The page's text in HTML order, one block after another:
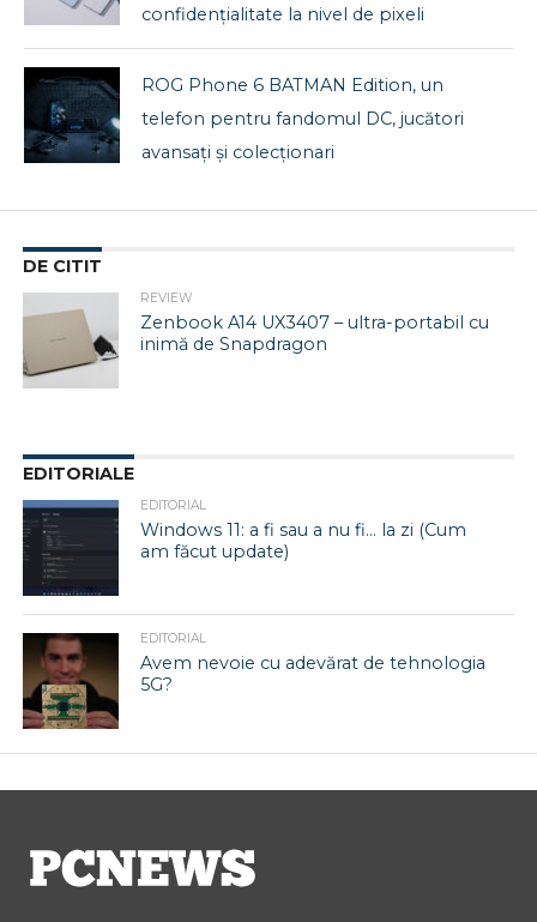
confidențialitate la nivel de pixeli
ROG Phone 6 BATMAN Edition, un
telefon pentru fandomul DC, jucători
avansați și colecționari
DE CITIT
REVIEW
Zenbook A14 UX3407 – ultra-portabil cu
inimă de Snapdragon
EDITORIALE
EDITORIAL
Windows 11: a fi sau a nu fi… la zi (Cum
am făcut update)
EDITORIAL
Avem nevoie cu adevărat de tehnologia
5G?